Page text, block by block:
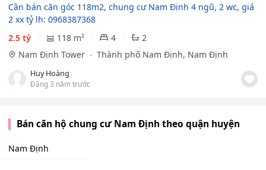
Cần bán căn góc 118m2, chung cư Nam Định 4 ngũ, 2 wc, giá
2 xx tỷ lh: 0968387368
2.5 tỷ
118 m² 4
2
Nam Định Tower
Thành phố Nam Định, Nam Định
Huy Hoàng
Đăng 3 năm trước
Bán căn hộ chung cư Nam Định theo quận huyện
Nam Định